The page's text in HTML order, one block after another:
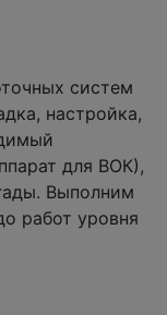
систем
настройка,
для ВОК),
Выполним
работ уровня